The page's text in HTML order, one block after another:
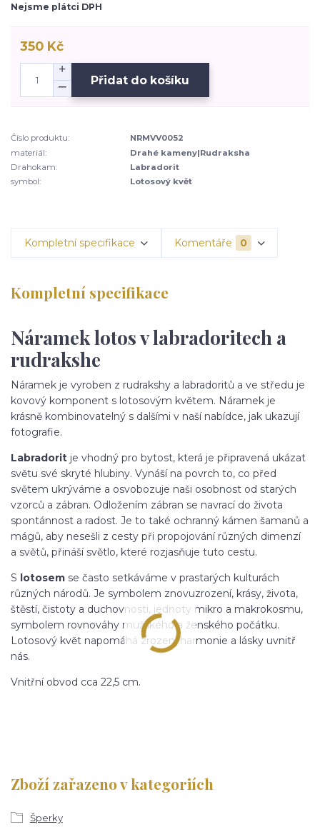
Nejsme plátci DPH
350 Kč
Přidat do košíku
Číslo produktu:
NRMVV0052
materiál:
Drahé kameny|Rudraksha
Drahokam:
Labradorit
symbol:
Lotosový květ
Kompletní specifikace Komentáře 0
Kompletní specifikace
Náramek lotos v labradoritech a
rudrakshe
Náramek je vyroben z rudrakshy a labradoritů a ve středu je
kovový komponent s lotosovým květem. Náramek je
krásně kombinovatelný s dalšími v naší nabídce, jak ukazují
fotografie.
Labradorit je vhodný pro bytost, která je připravená ukázat
světu své skryté hlubiny. Vynáší na povrch to, co před
světem ukrýváme a osvobozuje naši osobnost od starých
vzorců a zábran. Odložením zábran se navrací do života
spontánnost a radost. Je to také ochranný kámen šamanů a
mágů, aby nesešli z cesty při propojování různých dimenzí
a světů, přináší světlo, které rozjasňuje tuto cestu.
S lotosem se často setkáváme v prastarých kulturách
různých národů. Je symbolem znovuzrození, krásy, života,
štěstí, čistoty a duchovnosti, jednoty mikro a makrokosmu,
symbolem rovnováhy mužského a ženského počátku.
Lotosový květ napomáhá zrození harmonie a lásky uvnitř
nás.
Vnitřní obvod cca 22,5 cm.
Zboží zařazeno v kategoriích
Šperky